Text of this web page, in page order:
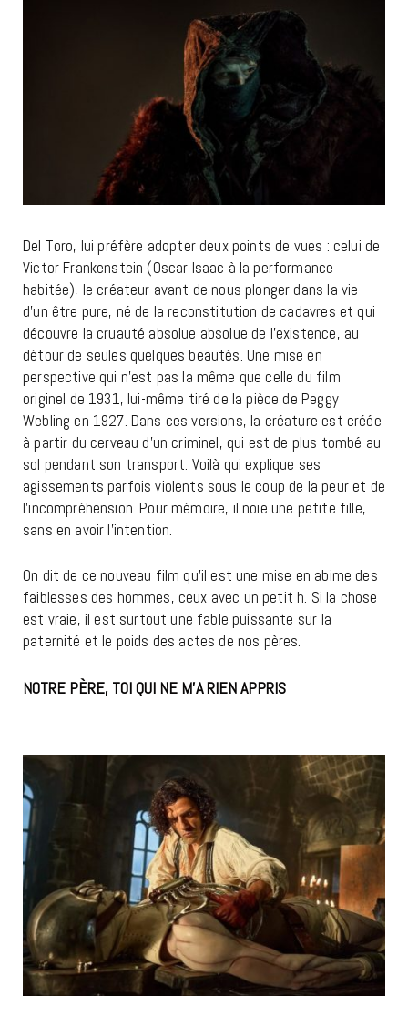
Del Toro, lui préfère adopter deux points de vues : celui de
Victor Frankenstein (Oscar Isaac à la performance
habitée), le créateur avant de nous plonger dans la vie
d’un être pure, né de la reconstitution de cadavres et qui
découvre la cruauté absolue absolue de l’existence, au
détour de seules quelques beautés. Une mise en
perspective qui n’est pas la même que celle du film
originel de 1931, lui-même tiré de la pièce de Peggy
Webling en 1927. Dans ces versions, la créature est créée
à partir du cerveau d’un criminel, qui est de plus tombé au
sol pendant son transport. Voilà qui explique ses
agissements parfois violents sous le coup de la peur et de
l’incompréhension. Pour mémoire, il noie une petite fille,
sans en avoir l’intention.
On dit de ce nouveau film qu’il est une mise en abime des
faiblesses des hommes, ceux avec un petit h. Si la chose
est vraie, il est surtout une fable puissante sur la
paternité et le poids des actes de nos pères.
NOTRE PÈRE, TOI QUI NE M’A RIEN APPRIS